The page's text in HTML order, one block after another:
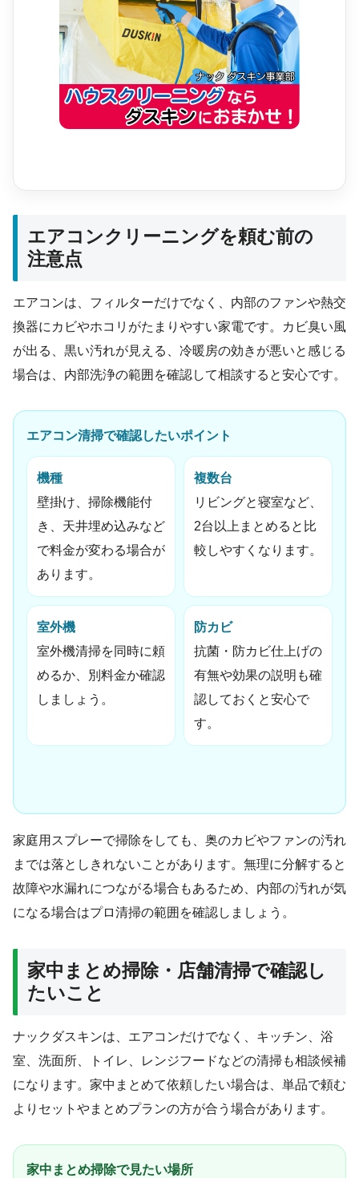
エアコンクリーニングを頼む前の
注意点
エアコンは、フィルターだけでなく、内部のファンや熱交
換器にカビやホコリがたまりやすい家電です。カビ臭い風
が出る、黒い汚れが見える、冷暖房の効きが悪いと感じる
場合は、内部洗浄の範囲を確認して相談すると安心です。
エアコン清掃で確認したいポイント
機種
壁掛け、掃除機能付
き、天井埋め込みなど
で料金が変わる場合が
あります。
複数台
リビングと寝室など、
2台以上まとめると比
較しやすくなります。
室外機
室外機清掃を同時に頼
めるか、別料金か確認
しましょう。
防カビ
抗菌・防カビ仕上げの
有無や効果の説明も確
認しておくと安心で
す。
家庭用スプレーで掃除をしても、奥のカビやファンの汚れ
までは落としきれないことがあります。無理に分解すると
故障や水漏れにつながる場合もあるため、内部の汚れが気
になる場合はプロ清掃の範囲を確認しましょう。
家中まとめ掃除・店舗清掃で確認し
たいこと
ナックダスキンは、エアコンだけでなく、キッチン、浴
室、洗面所、トイレ、レンジフードなどの清掃も相談候補
になります。家中まとめて依頼したい場合は、単品で頼む
よりセットやまとめプランの方が合う場合があります。
家中まとめ掃除で見たい場所